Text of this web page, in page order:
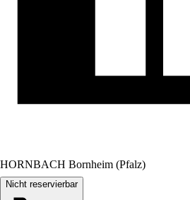
HORNBACH Bornheim (Pfalz)
Nicht reservierbar